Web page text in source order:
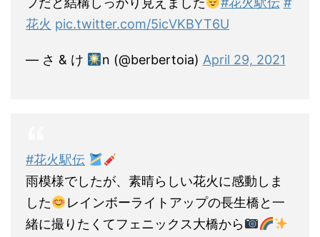
花火 pic.twitter.com/5icVKBYT6U
— さ & け n (@berbertoia) April 29, 2021
#花火駅伝
雨模様でしたが、素晴らしい花火に感動しま
した
レインボーライトアップの長生橋と一
緒に撮りたくてフェニックス大橋から